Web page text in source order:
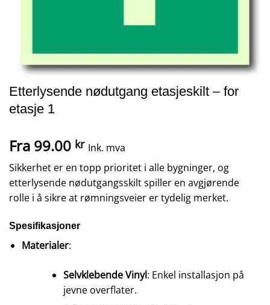
Etterlysende nødutgang etasjeskilt – for
etasje 1
Fra 99.00 kr Ink. mva
Sikkerhet er en topp prioritet i alle bygninger, og
etterlysende nødutgangsskilt spiller en avgjørende
rolle i å sikre at rømningsveier er tydelig merket.
Spesifikasjoner
Materialer:
Selvklebende Vinyl: Enkel installasjon på
jevne overflater.